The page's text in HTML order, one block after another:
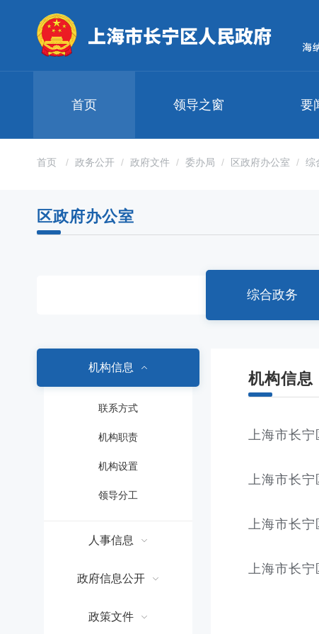
到
首页 领导之窗 要
首页 政务公开 政府文件 委办局 区政府办公室 综
区政府办公室
综合政务
机构信息
联系方式
机构职责
机构设置
领导分工
人事信息
政府信息公开
政策文件
机构信息
上海市长宁
上海市长宁
上海市长
上海市长